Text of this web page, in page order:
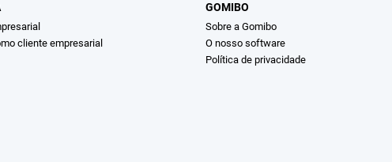
cliente empresarial
GOMIBO
Sobre a Gomibo
O nosso software
Política de privacidade